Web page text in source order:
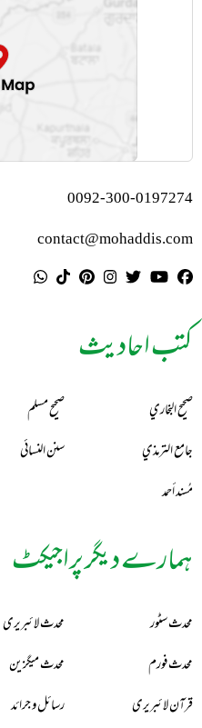
0092-300-0197274
contact@mohaddis.com
کتب احادیث
صحيح البخاري صحيح مسلم
جامع الترمذي
سنن النسائي
مُسند أحمد
ہمارے دیگر پراجیکٹ
محدث سٹور محدث لائبریری
محدث فورم
محدث میگزین
قرآن لائبریری
رسائل و جرائد